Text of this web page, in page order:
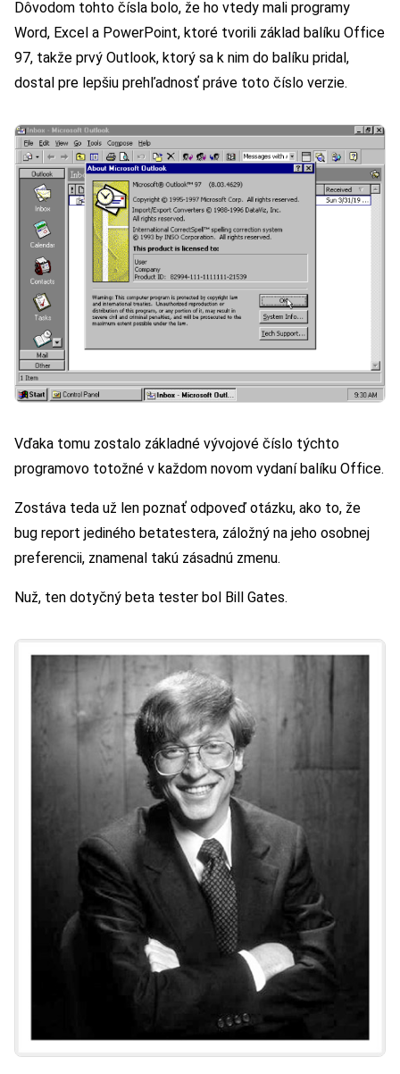
Dôvodom tohto čísla bolo, že ho vtedy mali programy
Word, Excel a PowerPoint, ktoré tvorili základ balíku Office
97, takže prvý Outlook, ktorý sa k nim do balíku pridal,
dostal pre lepšiu prehľadnosť práve toto číslo verzie.
Vďaka tomu zostalo základné vývojové číslo týchto
programovo totožné v každom novom vydaní balíku Office.
Zostáva teda už len poznať odpoveď otázku, ako to, že
bug report jediného betatestera, záložný na jeho osobnej
preferencii, znamenal takú zásadnú zmenu.
Nuž, ten dotyčný beta tester bol Bill Gates.